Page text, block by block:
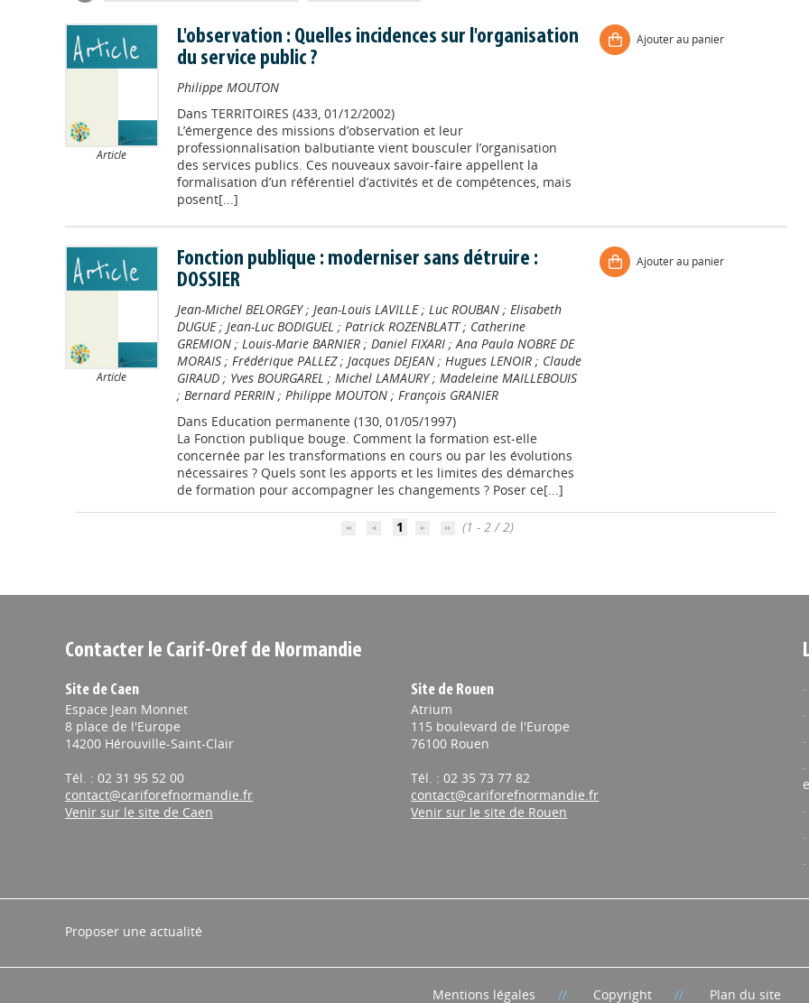
Article
L'observation : Quelles incidences sur l'organisation
du service public ?
Philippe MOUTON
Dans TERRITOIRES (433, 01/12/2002)
L’émergence des missions d’observation et leur
professionnalisation balbutiante vient bousculer l’organisation
des services publics. Ces nouveaux savoir-faire appellent la
formalisation d’un référentiel d’activités et de compétences, mais
posent[...]
Ajouter au panier
Article
Fonction publique : moderniser sans détruire :
DOSSIER
Jean-Michel BELORGEY; Jean-Louis LAVILLE; Luc ROUBAN; Elisabeth
DUGUE; Jean-Luc BODIGUEL ; Patrick ROZENBLATT; Catherine
GREMION; Louis-Marie BARNIER; Daniel FIXARI;Ana Paula NOBRE DE
MORAIS; Frédérique PALLEZ; Jacques DEJEAN; Hugues LENOIR; Claude
GIRAUD; Yves BOURGAREL ; Michel LAMAURY; Madeleine MAILLEBOUIS
; Bernard PERRIN; Philippe MOUTON; François GRANIER
Dans Education permanente (130, 01/05/1997)
La Fonction publique bouge. Comment la formation est-elle
concernée par les transformations en cours ou par les évolutions
nécessaires ? Quels sont les apports et les limites des démarches
de formation pour accompagner les changements ? Poser ce[...]
Ajouter au panier
1 (1 - 2 / 2)
Contacter le Carif-Oref de Normandie
Site de Caen
Espace Jean Monnet
8 place de l'Europe
14200 Hérouville-Saint-Clair
Tél. : 02 31 95 52 00
contact@cariforefnormandie.fr
Venir sur le site de Caen
Site de Rouen
Atrium
115 boulevard de l'Europe
76100 Rouen
Tél. : 02 35 73 77 82
contact@cariforefnormandie.fr
Venir sur le site de Rouen
Proposer une actualité
Mentions légales Copyright Plan du site